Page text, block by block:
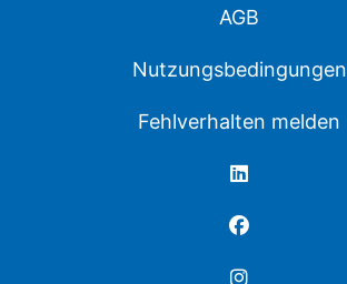
AGB
Nutzungsbedingungen
Fehlverhalten melden